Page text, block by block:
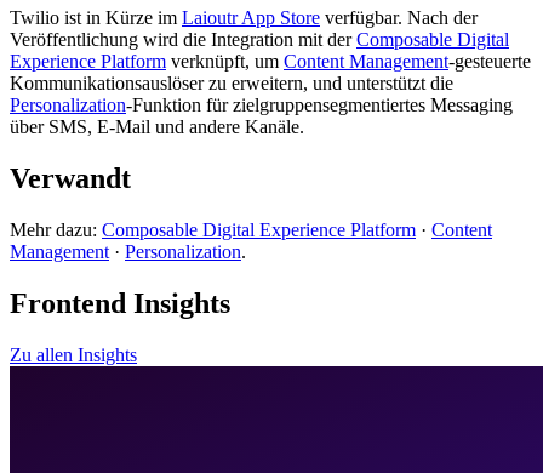
Twilio ist in Kürze im Laioutr App Store verfügbar. Nach der
Veröffentlichung wird die Integration mit derComposable Digital
Experience Platform verknüpft, um Content Management-gesteuerte
Kommunikationsauslöser zu erweitern, und unterstützt die
Personalization-Funktion für zielgruppensegmentiertes Messaging
über SMS, E-Mail und andere Kanäle.
Verwandt
Mehr dazu: Composable Digital Experience Platform · Content
Management · Personalization.
Frontend Insights
Zu allen Insights